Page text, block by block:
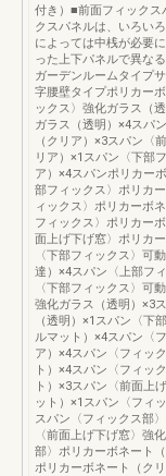
付き）■前面フィックス
クスパネルは、いろい
によっては中桟が必要
った上下パネルで異な
ガーデンルームタイプ
字腰壁タイプポリカー
ックス〉強化ガラス（
ガラス（透明）×4スパ
（クリア）×3スパン〈
リア）×1スパン〈下部
ア）×4スパンポリカー
部フィックス〉ポリカ
ィックス〉ポリカーボ
フィックス〉ポリカー
面上げ下げ窓〉ポリカ
〈下部フィックス〉可
達）×4スパン〈上部フ
〈下部フィックス〉可
強化ガラス（透明）×3
（透明）×1スパン〈下
ルマット）×4スパン〈
ア）×4スパン〈フィッ
ト）×4スパン〈フィッ
ト）×3スパン〈前面上
ット）×1スパン〈フィ
スパン〈フィックス部
〈前面上げ下げ窓〉強
部〉ポリカーボネート
ポリカーボネート（ク